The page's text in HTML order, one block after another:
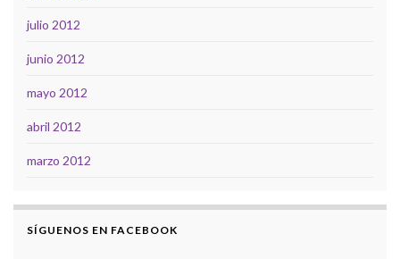
julio 2012
junio 2012
mayo 2012
abril 2012
marzo 2012
SÍGUENOS EN FACEBOOK